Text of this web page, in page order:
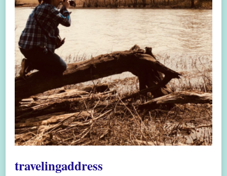
travelingaddress